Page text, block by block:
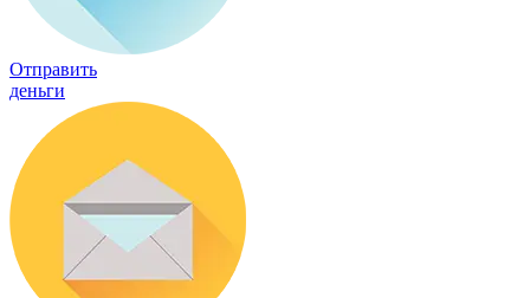
Отправить
деньги